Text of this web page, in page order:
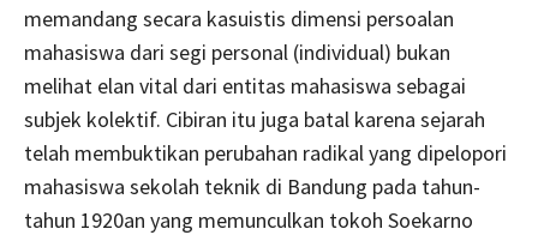
memandang secara kasuistis dimensi persoalan
mahasiswa dari segi personal (individual) bukan
melihat elan vital dari entitas mahasiswa sebagai
subjek kolektif. Cibiran itu juga batal karena sejarah
telah membuktikan perubahan radikal yang dipelopori
mahasiswa sekolah teknik di Bandung pada tahun-
tahun 1920an yang memunculkan tokoh Soekarno